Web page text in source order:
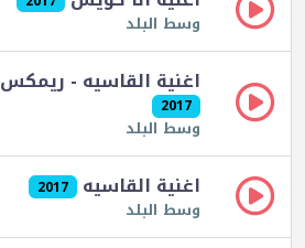
وسط البلد
اغنية القاسيه - ريمكس
2017
وسط البلد
اغنية القاسيه 2017
وسط البلد